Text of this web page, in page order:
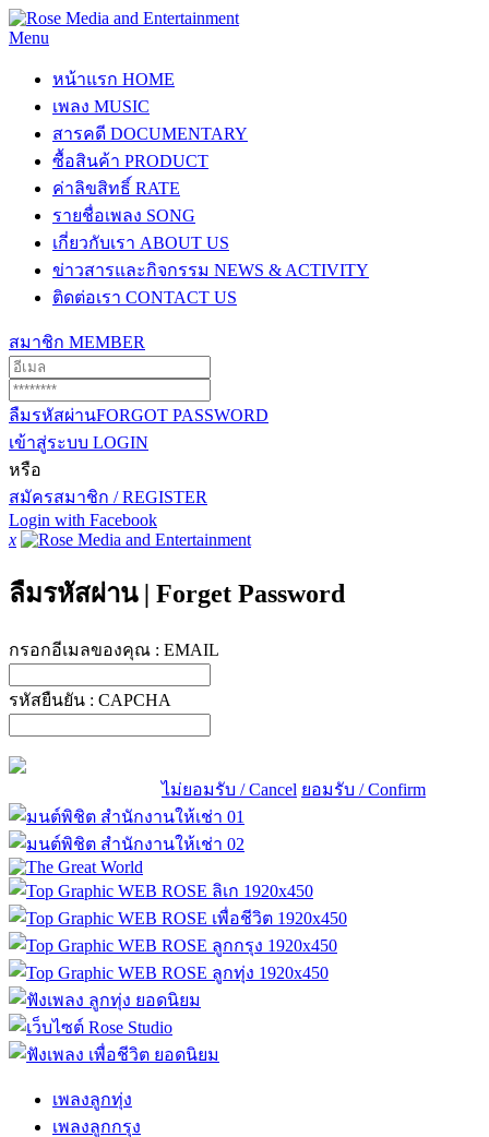
Menu
หน้าแรก HOME
เพลง MUSIC
สารคดี DOCUMENTARY
ซื้อสินค้า PRODUCT
ค่าลิขสิทธิ์ RATE
รายชื่อเพลง SONG
เกี่ยวกับเรา ABOUT US
ข่าวสารและกิจกรรม NEWS & ACTIVITY
ติดต่อเรา CONTACT US
สมาชิก MEMBER
ลืมรหัสผ่านFORGOT PASSWORD
เข้าสู่ระบบ LOGIN
หรือ
สมัครสมาชิก / REGISTER
Login with Facebook
x
ลืมรหัสผ่าน | Forget Password
กรอกอีเมลของคุณ : EMAIL
รหัสยืนยัน : CAPCHA
ไม่ยอมรับ / Cancel ยอมรับ / Confirm
เพลงลูกทุ่ง
เพลงลูกกรุง